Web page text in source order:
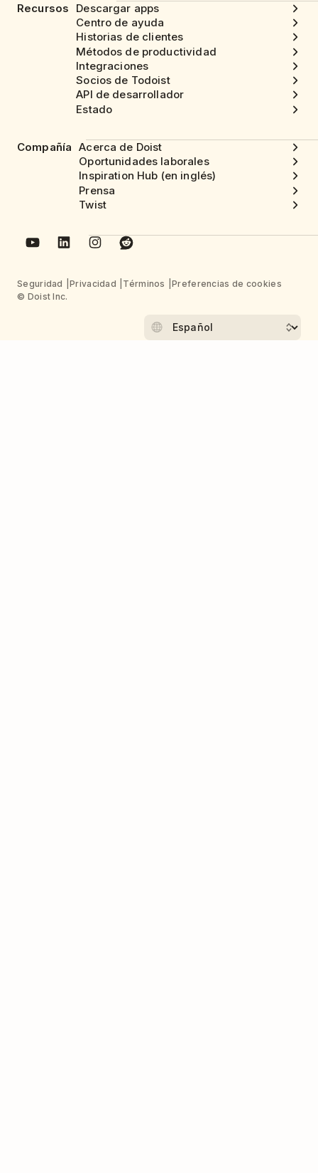
Recursos
Descargar apps
Centro de ayuda
Historias de clientes
Métodos de productividad
Integraciones
Socios de Todoist
API de desarrollador
Estado
Compañía Acerca de Doist
Oportunidades laborales
Inspiration Hub (en inglés)
Prensa
Twist
Seguridad Privacidad Términos
Preferencias de cookies
© Doist Inc.